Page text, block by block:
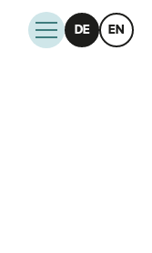
DE EN